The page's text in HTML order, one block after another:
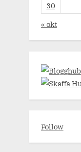
30
« okt
Follow